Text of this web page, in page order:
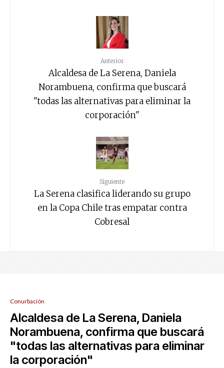
Anterior
Alcaldesa de La Serena, Daniela
Norambuena, confirma que buscará
"todas las alternativas para eliminar la
corporación"
Siguiente
La Serena clasifica liderando su grupo
en la Copa Chile tras empatar contra
Cobresal
Conurbación
Alcaldesa de La Serena, Daniela
Norambuena, confirma que buscará
"todas las alternativas para eliminar
la corporación"